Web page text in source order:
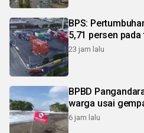
BPS:
5,71 persen
23 jam lalu
BPBD
warga usai
6 jam lalu